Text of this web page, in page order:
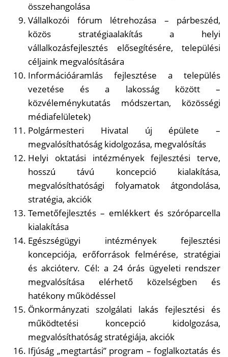
összehangolása
Vállalkozói fórum létrehozása – párbeszéd,
közös stratégiaalakítás a helyi
vállalkozásfejlesztés elősegítésére, települési
céljaink megvalósítására
Információáramlás fejlesztése a település
vezetése és a lakosság között –
közvéleménykutatás módszertan, közösségi
médiafelületek)
Polgármesteri Hivatal új épülete –
megvalósíthatóság kidolgozása, megvalósítás
Helyi oktatási intézmények fejlesztési terve,
hosszú távú koncepció kialakítása,
megvalósíthatósági folyamatok átgondolása,
stratégia, akciók
Temetőfejlesztés – emlékkert és szóróparcella
kialakítása
Egészségügyi intézmények fejlesztési
koncepciója, erőforrások felmérése, stratégiai
és akcióterv. Cél: a 24 órás ügyeleti rendszer
megvalósítása elérhető közelségben és
hatékony működéssel
Önkormányzati szolgálati lakás fejlesztési és
működtetési koncepció kidolgozása,
megvalósíthatóság stratégiája, akciók
Ifjúság „megtartási” program – foglalkoztatás és